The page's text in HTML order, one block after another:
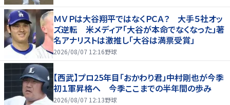
ＭＶＰは大谷翔平ではなくＰＣＡ？ 大手５社オッ
ズ逆転 米メディア「大谷が本命でなくなった」著
名アナリストは激推し「大谷は満票受賞」
2026/08/07 12:16野球
【西武】プロ25年目「おかわり君」中村剛也が今季
初１軍昇格へ 今季ここまでの半年間の歩み
2026/08/07 12:13野球